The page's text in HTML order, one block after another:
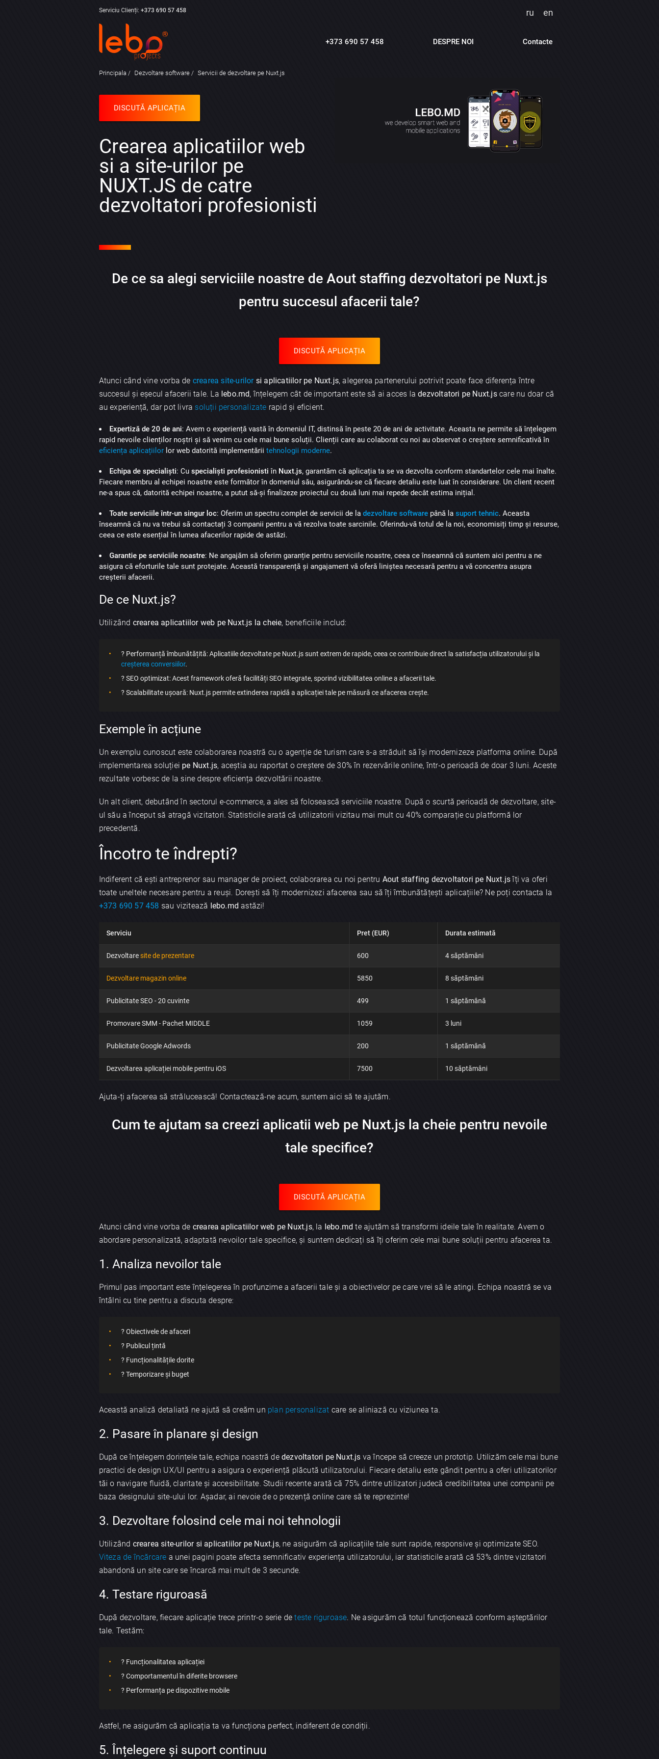
Serviciu Clienți: +373 690 57 458 ru en
+373 690 57 458 DESPRE NOI Contacte
Principala Dezvoltare software Servicii de dezvoltare pe Nuxt.js
DISCUTĂ APLICAȚIA
Crearea aplicatiilor web
si a site-urilor pe
NUXT.JS de catre
dezvoltatori profesionisti
De ce sa alegi serviciile noastre de Aout staffing dezvoltatori pe Nuxt.js
pentru succesul afacerii tale?
DISCUTĂ APLICAȚIA
Atunci când vine vorba de crearea site-urilorsi aplicatiilor pe Nuxt.js, alegerea partenerului potrivit poate face diferența între
succesul și eșecul afacerii tale. La lebo.md, înțelegem cât de important este să ai acces ladezvoltatori pe Nuxt.jscare nu doar că
au experiență, dar pot livra soluții personalizate rapid și eficient.
Expertiză de 20 de ani: Avem o experiență vastă în domeniul IT, distinsă în peste 20 de ani de activitate. Aceasta ne permite să înțelegem
rapid nevoile clienților noștri și să venim cu cele mai bune soluții. Clienții care au colaborat cu noi au observat o creștere semnificativă în
eficiența aplicațiilorlor web datorită implementării tehnologii moderne.
Echipa de specialiști: Cu specialiști profesionisti în Nuxt.js, garantăm că aplicația ta se va dezvolta conform standartelor cele mai înalte.
Fiecare membru al echipei noastre este formător în domeniul său, asigurându-se că fiecare detaliu este luat în considerare. Un client recent
ne-a spus că, datorită echipei noastre, a putut să-și finalizeze proiectul cu două luni mai repede decât estima inițial.
Toate serviciile într-un singur loc: Oferim un spectru complet de servicii de la dezvoltare softwarepână la suport tehnic. Aceasta
înseamnă că nu va trebui să contactați 3 companii pentru a vă rezolva toate sarcinile. Oferindu-vă totul de la noi, economisiți timp și resurse,
ceea ce este esențial în lumea afacerilor rapide de astăzi.
Garantie pe serviciile noastre: Ne angajăm să oferim garanție pentru serviciile noastre, ceea ce înseamnă că suntem aici pentru a ne
asigura că eforturile tale sunt protejate. Această transparență și angajament vă oferă liniștea necesară pentru a vă concentra asupra
creșterii afacerii.
De ce Nuxt.js?
Utilizând crearea aplicatiilor web pe Nuxt.js la cheie, beneficiile includ:
? Performanță îmbunătățită: Aplicatiile dezvoltate pe Nuxt.js sunt extrem de rapide, ceea ce contribuie direct la satisfacția utilizatorului și la
creșterea conversiilor.
? SEO optimizat: Acest framework oferă facilități SEO integrate, sporind vizibilitatea online a afacerii tale.
? Scalabilitate ușoară: Nuxt.js permite extinderea rapidă a aplicației tale pe măsură ce afacerea crește.
Exemple în acțiune
Un exemplu cunoscut este colaborarea noastră cu o agenție de turism care s-a străduit să își modernizeze platforma online. După
implementarea soluției pe Nuxt.js, aceștia au raportat o creștere de 30% în rezervările online, într-o perioadă de doar 3 luni. Aceste
rezultate vorbesc de la sine despre eficiența dezvoltării noastre.
Un alt client, debutând în sectorul e-commerce, a ales să folosească serviciile noastre. După o scurtă perioadă de dezvoltare, site-
ul său a început să atragă vizitatori. Statisticile arată că utilizatorii vizitau mai mult cu 40% comparație cu platformă lor
precedentă.
Încotro te îndrepti?
Indiferent că ești antreprenor sau manager de proiect, colaborarea cu noi pentru Aout staffing dezvoltatori pe Nuxt.jsîți va oferi
toate uneltele necesare pentru a reuși. Dorești să îți modernizezi afacerea sau să îți îmbunătățești aplicațiile? Ne poți contacta la
+373 690 57 458 sau vizitează lebo.md astăzi!
Serviciu Pret (EUR) Durata estimată
Dezvoltaresite de prezentare 600 4 săptămâni
Dezvoltare magazin online 5850 8 săptămâni
Publicitate SEO - 20 cuvinte 499 1 săptămână
Promovare SMM - Pachet MIDDLE 1059 3 luni
Publicitate Google Adwords 200 1 săptămână
Dezvoltarea aplicației mobile pentru iOS 7500 10 săptămâni
Ajuta-ți afacerea să strălucească! Contactează-ne acum, suntem aici să te ajutăm.
Cum te ajutam sa creezi aplicatii web pe Nuxt.jsla cheie pentru nevoile
tale specifice?
DISCUTĂ APLICAȚIA
Atunci când vine vorba de crearea aplicatiilor web pe Nuxt.js, la lebo.md te ajutăm să transformi ideile tale în realitate. Avem o
abordare personalizată, adaptată nevoilor tale specifice, și suntem dedicați să îți oferim cele mai bune soluții pentru afacerea ta.
1. Analiza nevoilor tale
Primul pas important este înțelegerea în profunzime a afacerii tale și a obiectivelor pe care vrei să le atingi. Echipa noastră se va
întâlni cu tine pentru a discuta despre:
? Obiectivele de afaceri
? Publicul țintă
? Funcționalitățile dorite
? Temporizare și buget
Această analiză detaliată ne ajută să creăm un plan personalizat care se aliniază cu viziunea ta.
2. Pasare în planare și design
După ce înțelegem dorințele tale, echipa noastră de dezvoltatori pe Nuxt.js va începe să creeze un prototip. Utilizăm cele mai bune
practici de design UX/UI pentru a asigura o experiență plăcută utilizatorului. Fiecare detaliu este gândit pentru a oferi utilizatorilor
tăi o navigare fluidă, claritate și accesibilitate. Studii recente arată că 75% dintre utilizatori judecă credibilitatea unei companii pe
baza designului site-ului lor. Așadar, ai nevoie de o prezență online care să te reprezinte!
3. Dezvoltare folosind cele mai noi tehnologii
Utilizând crearea site-urilor si aplicatiilor pe Nuxt.js, ne asigurăm că aplicațiile tale sunt rapide, responsive și optimizate SEO.
Viteza de încărcare a unei pagini poate afecta semnificativ experiența utilizatorului, iar statisticile arată că 53% dintre vizitatori
abandonă un site care se încarcă mai mult de 3 secunde.
4. Testare riguroasă
După dezvoltare, fiecare aplicație trece printr-o serie deteste riguroase. Ne asigurăm că totul funcționează conform așteptărilor
tale. Testăm:
? Funcționalitatea aplicației
? Comportamentul în diferite browsere
? Performanța pe dispozitive mobile
Astfel, ne asigurăm că aplicația ta va funcționa perfect, indiferent de condiții.
5. Înțelegere și suport continuu
Discută aplicația